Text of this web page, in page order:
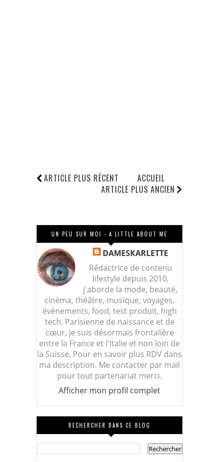
ARTICLE PLUS RÉCENT
ARTICLE PLUS ANCIEN
ACCUEIL
UN PEU SUR MOI - A LITTLE ABOUT ME
DAMESKARLETTE
Rédactrice de contenu
lifestyle depuis 2010,
j'aborde la mode, beauté,
cinéma, théâtre, musique, voyages,
évènements, food, test produit, high
tech. Parisienne de naissance et de
cœur, je suis désormais frontalière
entre la France et l'Italie et non loin de
la Suisse. Pour en savoir plus RDV dans
ma description. Me contacter par mail
pour tout partenariat merci.
Afficher mon profil complet
RECHERCHER DANS CE BLOG